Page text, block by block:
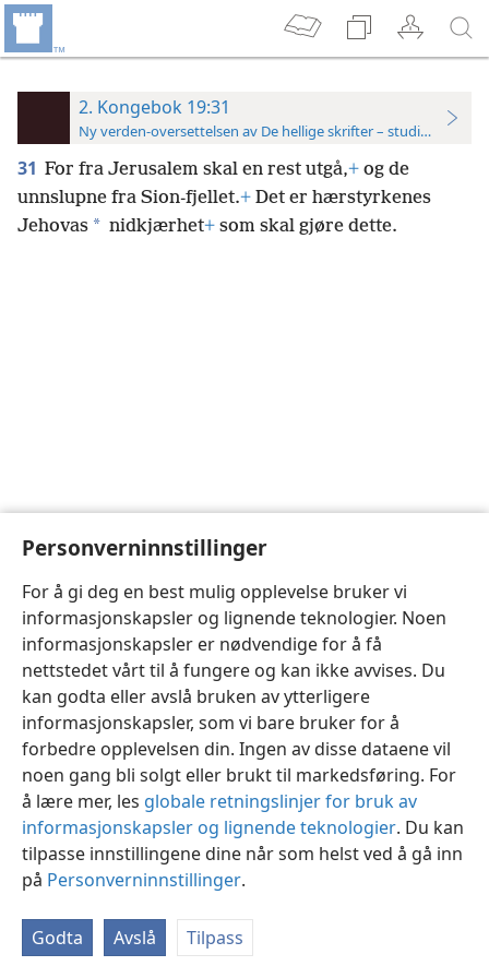
Personverninnstillinger
For å gi deg en best mulig opplevelse bruker vi
informasjonskapsler og lignende teknologier. Noen
informasjonskapsler er nødvendige for å få
nettstedet vårt til å fungere og kan ikke avvises. Du
kan godta eller avslå bruken av ytterligere
informasjonskapsler, som vi bare bruker for å
forbedre opplevelsen din. Ingen av disse dataene vil
noen gang bli solgt eller brukt til markedsføring. For
å lære mer, les globale retningslinjer for bruk av
informasjonskapsler og lignende teknologier. Du kan
tilpasse innstillingene dine når som helst ved å gå inn
på Personverninnstillinger.
Godta Avslå Tilpass
2. Kongebok 19:31
Ny verden-oversettelsen av De hellige skrifter – studieutgave
31 For fra Jerusalem skal en rest utgå,+ og de
unnslupne fra Sion-fjellet.+ Det er hærstyrkenes
Jehovas * nidkjærhet+ som skal gjøre dette.
Norsk Innstillinger
Copyright© 2026 Watch Tower Bible and Tract Society of Pennsylvania
Personvern Personverninnstillinger